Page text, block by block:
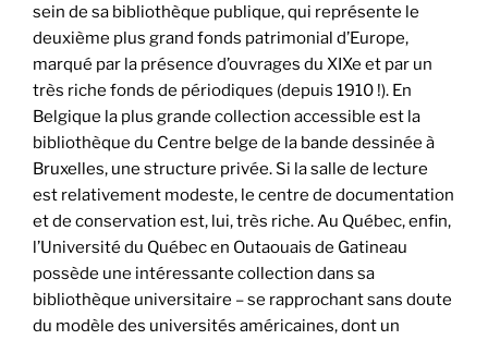
sein de sa bibliothèque publique, qui représente le
deuxième plus grand fonds patrimonial d’Europe,
marqué par la présence d’ouvrages du XIXe et par un
très riche fonds de périodiques (depuis 1910 !). En
Belgique la plus grande collection accessible est la
bibliothèque du Centre belge de la bande dessinée à
Bruxelles, une structure privée. Si la salle de lecture
est relativement modeste, le centre de documentation
et de conservation est, lui, très riche. Au Québec, enfin,
l’Université du Québec en Outaouais de Gatineau
possède une intéressante collection dans sa
bibliothèque universitaire – se rapprochant sans doute
du modèle des universités américaines, dont un